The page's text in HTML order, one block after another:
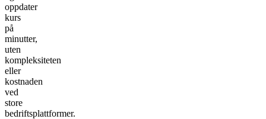
oppdater
kurs
på
minutter,
uten
kompleksiteten
eller
kostnaden
ved
store
bedriftsplattformer.